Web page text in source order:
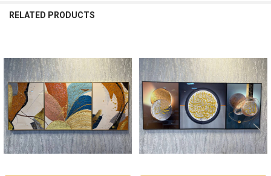
RELATED PRODUCTS
Related
Products